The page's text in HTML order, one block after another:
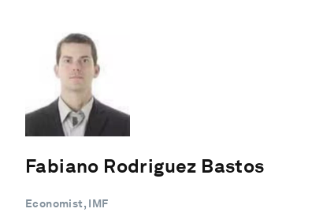
Fabiano Rodriguez Bastos
Economist, IMF